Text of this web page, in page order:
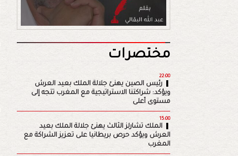
مختصرات
22:00
رئيس الصين يهنئ جلالة الملك بعيد العرش
ويؤكد: شراكتنا الاستراتيجية مع المغرب تتجه إلى
مستوى أعلى
15:00
الملك تشارلز الثالث يهنئ جلالة الملك بعيد
العرش ويؤكد حرص بريطانيا على تعزيز الشراكة مع
المغرب